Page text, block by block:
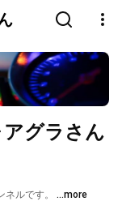
グラさん
ネルです。 ...more